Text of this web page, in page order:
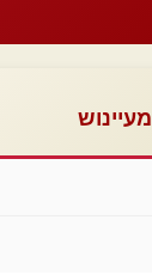
מעיינוש